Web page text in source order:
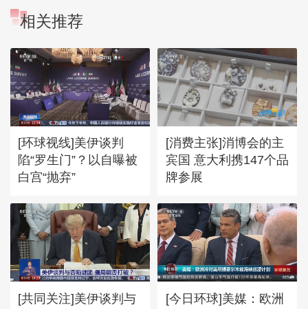
相关推荐
[环球视线]美伊谈判
陷“罗生门”？以自曝被
白宫“抛弃”
[消费主张]消博会的主
宾国 意大利携147个品
牌参展
[共同关注]美伊谈判与
[今日环球]美媒：欧洲